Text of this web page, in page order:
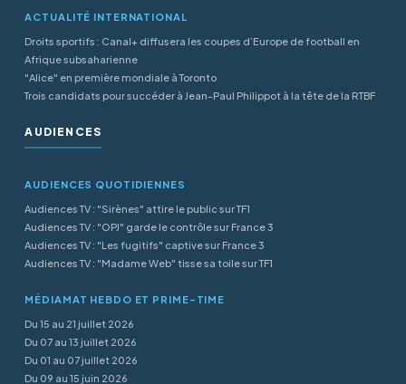
ACTUALITÉ INTERNATIONAL
Droits sportifs : Canal+ diffusera les coupes d’Europe de football en
Afrique subsaharienne
"Alice" en première mondiale à Toronto
Trois candidats pour succéder à Jean-Paul Philippot à la tête de la RTBF
AUDIENCES
AUDIENCES QUOTIDIENNES
Audiences TV : "Sirènes" attire le public sur TF1
Audiences TV : "OPJ" garde le contrôle sur France 3
Audiences TV : "Les fugitifs" captive sur France 3
Audiences TV : "Madame Web" tisse sa toile sur TF1
MÉDIAMAT HEBDO ET PRIME-TIME
Du 15 au 21 juillet 2026
Du 07 au 13 juillet 2026
Du 01 au 07 juillet 2026
Du 09 au 15 juin 2026